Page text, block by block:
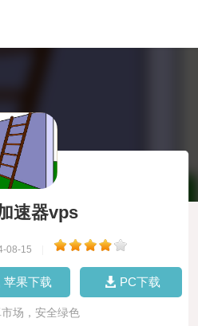
速器vps
08-15
苹果下载 PC下载
场，安全绿色